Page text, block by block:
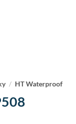
/ HT Waterproof